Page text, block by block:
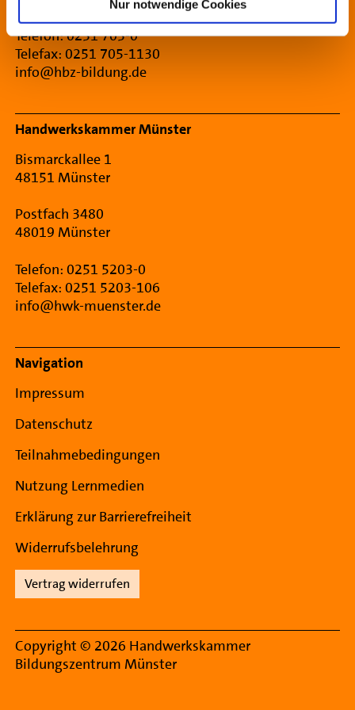
Nur notwendige Cookies
Telefon: 0251 705-0
Telefax: 0251 705-1130
info@hbz-bildung.de
Handwerkskammer Münster
Bismarckallee 1
48151 Münster
Postfach 3480
48019 Münster
Telefon: 0251 5203-0
Telefax: 0251 5203-106
info@hwk-muenster.de
Navigation
Impressum
Datenschutz
Teilnahmebedingungen
Nutzung Lernmedien
Erklärung zur Barrierefreiheit
Widerrufsbelehrung
Vertrag widerrufen
Copyright © 2026 Handwerkskammer
Bildungszentrum Münster